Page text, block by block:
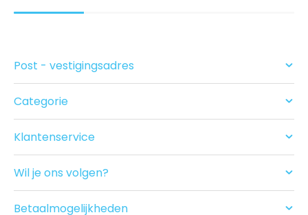
Post - vestigingsadres
Categorie
Seksspeeltjes
Acties
Drogist
Nieuwe producten
Klantenservice
Betalen
Bezorgen
Recensies
Wil je ons volgen?
Betaalmogelijkheden